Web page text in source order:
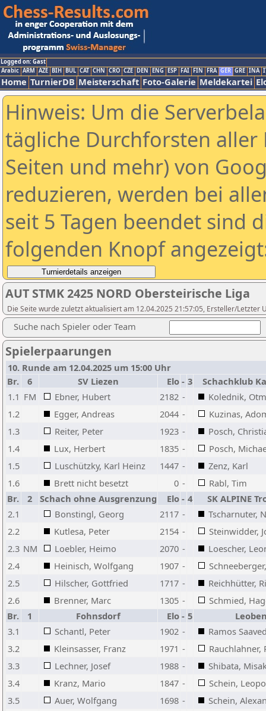
Logged on: Gast
Arabic ARM AZE BIH BUL CAT CHN CRO CZE DEN ENG ESP FAI FIN FRA GER GRE INA
Home TurnierDB Meisterschaft Foto-Galerie Meldekartei
Hinweis: Um die
tägliche Durchforsten aller
Seiten und mehr) von
reduzieren, werden bei
seit 5 Tagen beendet sind
folgenden Knopf
AUT STMK 2425 NORD Obersteirische Liga
Die Seite wurde zuletzt aktualisiert am 12.04.2025 21:57:05, Ersteller/Letzter
Suche nach Spieler oder Team
Spielerpaarungen
10. Runde am 12.04.2025 um 15:00 Uhr
Br.
6 SV Liezen Elo - 3
Schachklub
1.1 FM Ebner, Hubert 2182 -
Kolednik,
1.2
Egger, Andreas 2044 -
Kuzinas,
1.3
Reiter, Peter 1923 -
Posch,
1.4
Lux, Herbert 1835 -
Posch,
1.5
Luschützky, Karl Heinz 1447 -
Zenz, Karl
1.6
Brett nicht besetzt 0 -
Rabl, Tim
Br.
2 Schach ohne Ausgrenzung Elo - 4
SK ALPINE
2.1
Bonstingl, Georg 2117 -
Tscharnuter,
2.2
Kutlesa, Peter 2154 -
Steinwidder,
2.3 NM Loebler, Heimo 2070 -
Loescher,
2.4
Heinisch, Wolfgang 1907 -
2.5
Hilscher, Gottfried 1717 -
Reichhütter,
2.6
Brenner, Marc 1305 -
Schmied,
Br.
1 Fohnsdorf Elo - 5
3.1
Schantl, Peter 1902 -
Ramos
3.2
Kleinsasser, Franz 1971 -
Rauchlahner,
3.3
Lechner, Josef 1988 -
Shibata,
3.4
Kranz, Mario 1847 -
Schein,
3.5
Auer, Wolfgang 1698 -
Schein,